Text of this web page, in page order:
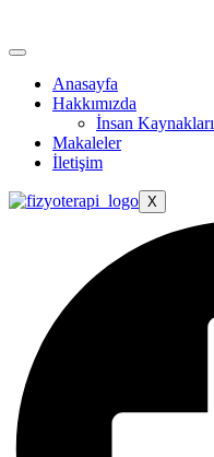
Anasayfa
Hakkımızda
İnsan Kaynakları
Makaleler
İletişim
X